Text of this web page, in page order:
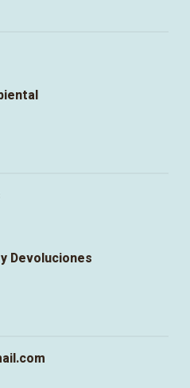
Devoluciones